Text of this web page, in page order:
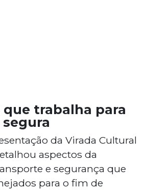
trabalha para
da Virada Cultural
aspectos da
e segurança que
para o fim de